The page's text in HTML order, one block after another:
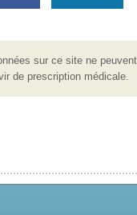
sur ce site ne
de prescription médicale.